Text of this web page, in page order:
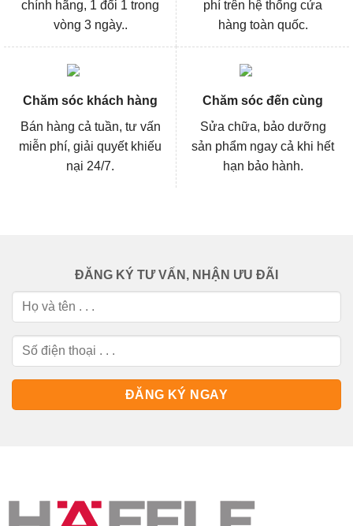
chính hãng, 1 đổi 1 trong
vòng 3 ngày..
phí trên hệ thống cửa
hàng toàn quốc.
Chăm sóc khách hàng
Bán hàng cả tuần, tư vấn
miễn phí, giải quyết khiếu
nại 24/7.
Chăm sóc đến cùng
Sửa chữa, bảo dưỡng
sản phẩm ngay cả khi hết
hạn bảo hành.
ĐĂNG KÝ TƯ VẤN, NHẬN ƯU ĐÃI